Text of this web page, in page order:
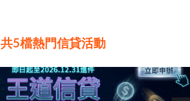
共5檔熱門信貸活動